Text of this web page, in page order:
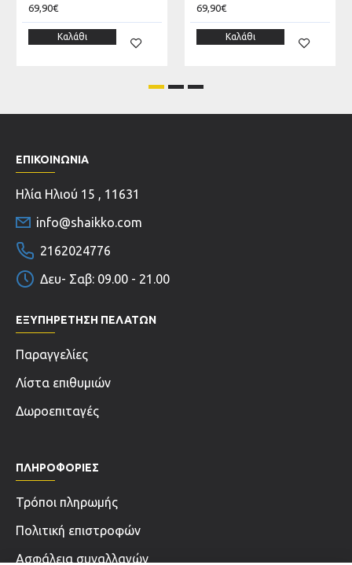
69,90€
Καλάθι
69,90€
Καλάθι
ΕΠΙΚΟΙΝΩΝΊΑ
Ηλία Ηλιού 15 , 11631
info@shaikko.com
2162024776
Δευ- Σαβ: 09.00 - 21.00
ΕΞΥΠΗΡΕΤΗΣΗ ΠΕΛΑΤΩΝ
Παραγγελίες
Λίστα επιθυμιών
Δωροεπιταγές
ΠΛΗΡΟΦΟΡΊΕΣ
Τρόποι πληρωμής
Πολιτική επιστροφών
Ασφάλεια συναλλαγών